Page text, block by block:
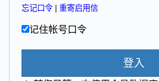
忘记口令 重寄启用信
记住帐号口令
登入